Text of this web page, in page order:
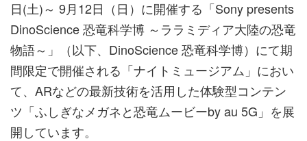
日(土)～ 9月12日（日）に開催する「Sony presents
DinoScience 恐竜科学博 ～ララミディア大陸の恐竜
物語～」（以下、DinoScience 恐竜科学博）にて期
間限定で開催される「ナイトミュージアム」におい
て、ARなどの最新技術を活用した体験型コンテン
ツ「ふしぎなメガネと恐竜ムービーby au 5G」を展
開しています。